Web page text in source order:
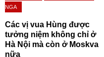
NGA
Các vị vua Hùng được
tưởng niệm không chỉ ở
Hà Nội mà còn ở Moskva
nữa